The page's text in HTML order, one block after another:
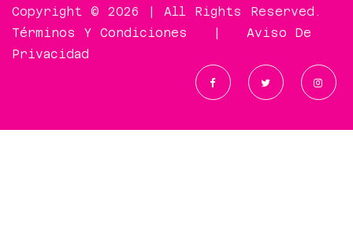
Copyright © 2026 | All Rights Reserved.
Términos Y Condiciones
Aviso De
Privacidad